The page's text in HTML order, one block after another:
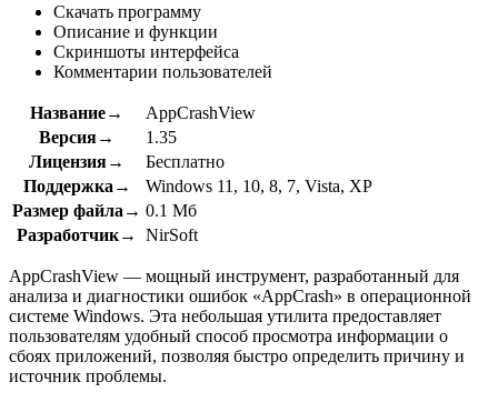
Скачать программу
Описание и функции
Скриншоты интерфейса
Комментарии пользователей
Название→
AppCrashView
Версия→
1.35
Лицензия→
Бесплатно
Поддержка→
Windows 11, 10, 8, 7, Vista, XP
Размер файла→ 0.1 Мб
Разработчик→
NirSoft
AppCrashView — мощный инструмент, разработанный для
анализа и диагностики ошибок «AppCrash» в операционной
системе Windows. Эта небольшая утилита предоставляет
пользователям удобный способ просмотра информации о
сбоях приложений, позволяя быстро определить причину и
источник проблемы.